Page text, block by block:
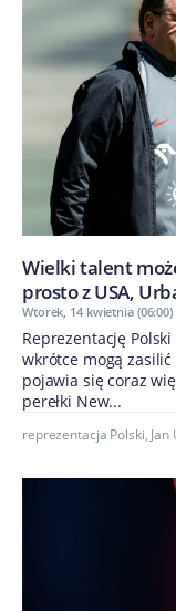
Wielki talent
prosto z USA,
Wtorek, 14 kwietnia (06:00)
Reprezentację
wkrótce mogą
pojawia się coraz
perełki New...
reprezentacja Polski, Jan